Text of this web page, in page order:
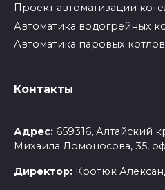
Проект автоматизации
Автоматика водогрейных
Автоматика паровых котлов
Контакты
Адрес: 659316, Алтайский
Михаила Ломоносова, 35,
Директор: Кротюк